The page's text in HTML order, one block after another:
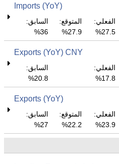
Imports (YoY)
الفعلي:
27.5%
المتوقع:
27.9%
السابق:
36%
Exports (YoY) CNY
الفعلي:
17.8%
السابق:
20.8%
Exports (YoY)
الفعلي:
23.9%
المتوقع:
22.2%
السابق:
27%